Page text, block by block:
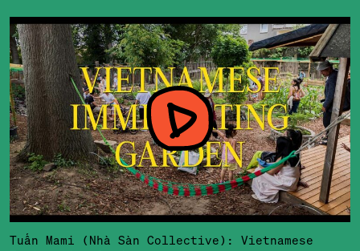
Tuấn Mami (Nhà Sàn Collective): Vietnamese